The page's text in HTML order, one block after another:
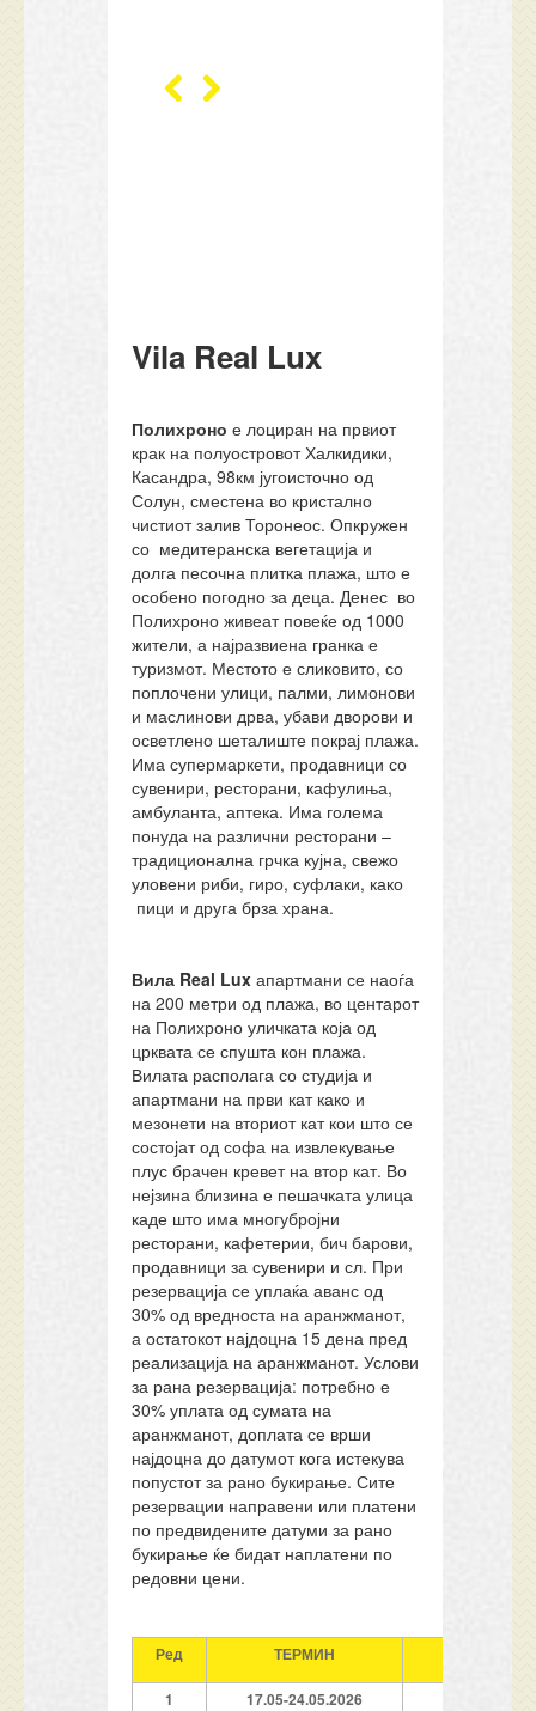
Vila Real Lux
Полихроно е лоциран на првиот
крак на полуостровот Халкидики,
Касандра, 98км југоисточно од
Солун, сместена во кристално
чистиот залив Торонеос. Опкружен
со медитеранска вегетација и
долга песочна плитка плажа, што е
особено погодно за деца. Денес во
Полихроно живеат повеќе од 1000
жители, а најразвиена гранка е
туризмот. Местото е сликовито, со
поплочени улици, палми, лимонови
и маслинови дрва, убави дворови и
осветлено шеталиште покрај плажа.
Има супермаркети, продавници со
сувенири, ресторани, кафулиња,
амбуланта, аптека. Има голема
понуда на различни ресторани –
традиционална грчка кујна, свежо
уловени риби, гиро, суфлаки, како
пици и друга брза храна.
Вила Real Lux апартмани се наоѓа
на 200 метри од плажа, во центарот
на Полихроно уличката која од
црквата се спушта кон плажа.
Вилата располага со студија и
апартмани на први кат како и
мезонети на вториот кат кои што се
состојат од софа на извлекување
плус брачен кревет на втор кат. Во
нејзина близина е пешачката улица
каде што има многубројни
ресторани, кафетерии, бич барови,
продавници за сувенири и сл. При
резервација се уплаќа аванс од
30% од вредноста на аранжманот,
а остатокот најдоцна 15 дена пред
реализација на аранжманот. Услови
за рана резервација: потребно е
30% уплата од сумата на
аранжманот, доплата се врши
најдоцна до датумот кога истекува
попустот за рано букирање. Сите
резервации направени или платени
по предвидените датуми за рано
букирање ќе бидат наплатени по
редовни цени.
Ред ТЕРМИН
1 17.05-24.05.2026